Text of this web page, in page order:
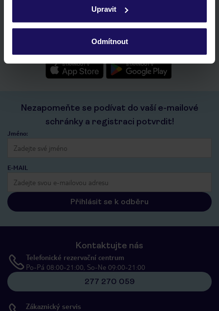
ochrany osobních údajů.Upravit
Odmítnout
Stáhněte si bezplatnou aplikaci TUI
seznam oblíbených nabídek a možnost jejich sdílení
historie vyhledávání a naposledy zobrazené nabídky
kontakt s TUI a všechny informace o tvé rezervaci v myTUI
Nezapomeňte se podívat do vaší e-mailové
schránky a registraci potvrdit!
Jméno:
E-MAIL
Přihlásit se k odběru
Kontaktujte nás
Telefonické rezervační centrum
Po-Pá 08:00-21:00, So-Ne 09:00-21:00
277 270 059
Zákaznický servis